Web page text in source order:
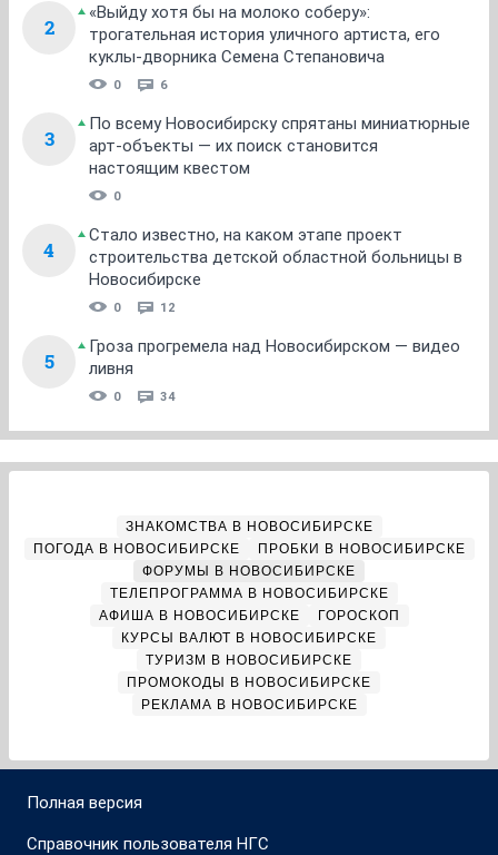
2
«Выйду хотя бы на молоко соберу»:
трогательная история уличного артиста, его
куклы-дворника Семена Степановича
0 6
3
По всему Новосибирску спрятаны миниатюрные
арт-объекты — их поиск становится
настоящим квестом
0
4
Стало известно, на каком этапе проект
строительства детской областной больницы в
Новосибирске
0 12
5
Гроза прогремела над Новосибирском — видео
ливня
0 34
ЗНАКОМСТВА В НОВОСИБИРСКЕ
ПОГОДА В НОВОСИБИРСКЕ
ПРОБКИ В НОВОСИБИРСКЕ
ФОРУМЫ В НОВОСИБИРСКЕ
ТЕЛЕПРОГРАММА В НОВОСИБИРСКЕ
АФИША В НОВОСИБИРСКЕ
ГОРОСКОП
КУРСЫ ВАЛЮТ В НОВОСИБИРСКЕ
ТУРИЗМ В НОВОСИБИРСКЕ
ПРОМОКОДЫ В НОВОСИБИРСКЕ
РЕКЛАМА В НОВОСИБИРСКЕ
Полная версия
Справочник пользователя НГС